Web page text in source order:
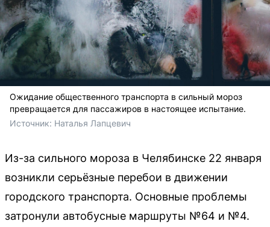
Ожидание общественного транспорта в сильный мороз
превращается для пассажиров в настоящее испытание.
Источник: Наталья Лапцевич
Из-за сильного мороза в Челябинске 22 января
возникли серьёзные перебои в движении
городского транспорта. Основные проблемы
затронули автобусные маршруты №64 и №4.